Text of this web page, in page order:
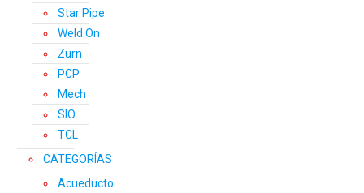
Star Pipe
Weld On
Zurn
PCP
Mech
SIO
TCL
CATEGORÍAS
Acueducto